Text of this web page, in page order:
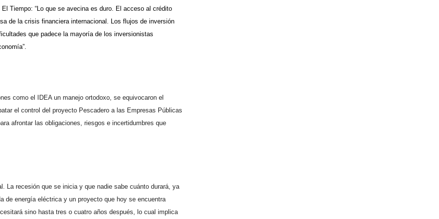
Tiempo: “Lo que se avecina es duro. El acceso al crédito
de la crisis financiera internacional. Los flujos de inversión
que padece la mayoría de los inversionistas
como el IDEA un manejo ortodoxo, se equivocaron el
el control del proyecto Pescadero a las Empresas Públicas
afrontar las obligaciones, riesgos e incertidumbres que
La recesión que se inicia y que nadie sabe cuánto durará, ya
de energía eléctrica y un proyecto que hoy se encuentra
sino hasta tres o cuatro años después, lo cual implica